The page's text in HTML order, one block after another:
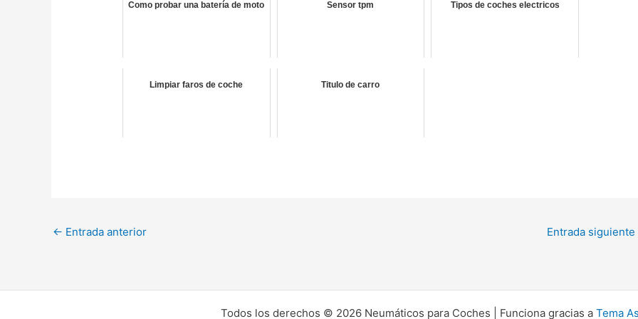
Como probar una batería de moto Sensor tpm Tipos de coches electricos
Limpiar faros de coche Titulo de carro
← Entrada anterior Entrada siguiente
Todos los derechos © 2026 Neumáticos para Coches | Funciona gracias a Tema